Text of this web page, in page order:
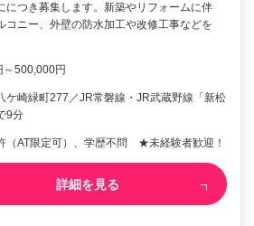
につき募集します。新築やリフォームに伴
コニー、外壁の防水加工や改修工事などを
～500,000円
ケ崎緑町277／JR常磐線・JR武蔵野線「新松
9分
（AT限定可）、学歴不問 ★未経験者歓迎！
詳細を見る